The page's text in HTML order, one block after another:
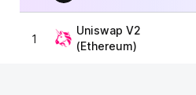
1
Uniswap V2
(Ethereum)